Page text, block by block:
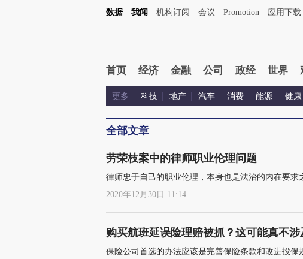
数据 我闻 机构订阅 会议 Promotion 应用下载
首页 经济 金融 公司 政经 世界
更多 科技 地产 汽车 消费 能源 健康
全部文章
劳荣枝案中的律师职业伦理问题
律师忠于自己的职业伦理，本身也是法治的内在要求
2020年12月30日 11:14
购买航班延误险理赔被抓？这可能真不涉
保险公司首选的办法应该是完善保险条款和改进投